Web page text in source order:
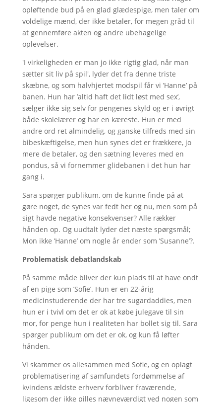
opløftende bud på en glad glædespige, men taler om
voldelige mænd, der ikke betaler, for megen gråd til
at gennemføre akten og andre ubehagelige
oplevelser.
'I virkeligheden er man jo ikke rigtig glad, når man
sætter sit liv på spil', lyder det fra denne triste
skæbne, og som halvhjertet modspil får vi ’Hanne’ på
banen. Hun har ’altid haft det lidt løst med sex’,
sælger ikke sig selv for pengenes skyld og er i øvrigt
både skolelærer og har en kæreste. Hun er med
andre ord ret almindelig, og ganske tilfreds med sin
bibeskæftigelse, men hun synes det er frækkere, jo
mere de betaler, og den sætning leveres med en
pondus, så vi fornemmer glidebanen i det hun har
gang i.
Sara spørger publikum, om de kunne finde på at
gøre noget, de synes var fedt her og nu, men som på
sigt havde negative konsekvenser? Alle rækker
hånden op. Og uudtalt lyder det næste spørgsmål;
Mon ikke ’Hanne’ om nogle år ender som ’Susanne’?.
Problematisk debatlandskab
På samme måde bliver der kun plads til at have ondt
af en pige som ’Sofie’. Hun er en 22-årig
medicinstuderende der har tre sugardaddies, men
hun er i tvivl om det er ok at købe julegave til sin
mor, for penge hun i realiteten har bollet sig til. Sara
spørger publikum om det er ok, og kun få løfter
hånden.
Vi skammer os allesammen med Sofie, og en oplagt
problematisering af samfundets fordømmelse af
kvindens ældste erhverv forbliver fraværende,
ligesom der ikke pilles nævneværdigt ved nogen som